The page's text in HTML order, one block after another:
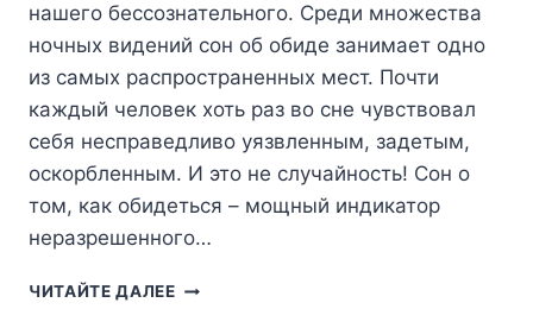
нашего бессознательного. Среди множества
ночных видений сон об обиде занимает одно
из самых распространенных мест. Почти
каждый человек хоть раз во сне чувствовал
себя несправедливо уязвленным, задетым,
оскорбленным. И это не случайность! Сон о
том, как обидеться – мощный индикатор
неразрешенного…
ЧИТАЙТЕ ДАЛЕЕСОН